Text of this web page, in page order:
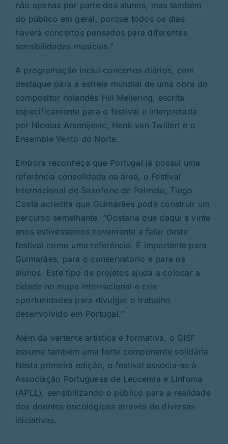
não apenas por parte dos alunos, mas também
do público em geral, porque todos os dias
haverá concertos pensados para diferentes
sensibilidades musicais.”
A programação inclui concertos diários, com
destaque para a estreia mundial de uma obra do
compositor holandês Hill Meijering, escrita
especificamente para o festival e interpretada
por Nicolas Arsenijevic, Henk van Twillert e o
Ensemble Vento do Norte.
Embora reconheça que Portugal já possui uma
referência consolidada na área, o Festival
Internacional de Saxofone de Palmela, Tiago
Costa acredita que Guimarães pode construir um
percurso semelhante. “Gostaria que daqui a vinte
anos estivéssemos novamente a falar deste
festival como uma referência. É importante para
Guimarães, para o conservatório e para os
alunos. Este tipo de projetos ajuda a colocar a
cidade no mapa internacional e cria
oportunidades para divulgar o trabalho
desenvolvido em Portugal.”
Além da vertente artística e formativa, o GISF
assume também uma forte componente solidária.
Nesta primeira edição, o festival associa-se à
Associação Portuguesa de Leucemia e Linfoma
(APLL), sensibilizando o público para a realidade
dos doentes oncológicos através de diversas
iniciativas.